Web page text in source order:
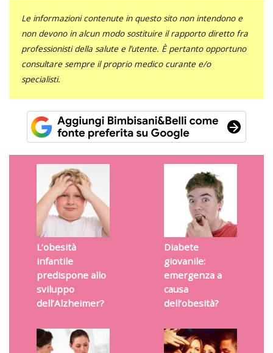
Le informazioni contenute in questo sito non intendono e
non devono in alcun modo sostituire il rapporto diretto fra
professionisti della salute e l’utente. È pertanto opportuno
consultare sempre il proprio medico curante e/o
specialisti.
L’obesità
infantile
predispone allo
sviluppo
dell’Alzheimer?
Diabete
giovanile:
emergenza a
causa
dell’obesità?